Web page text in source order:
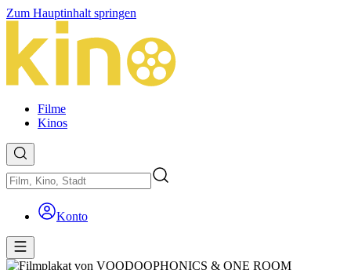
Zum Hauptinhalt springen
Filme
Kinos
Konto